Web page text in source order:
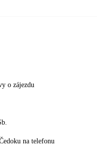
o zájezdu
na telefonu